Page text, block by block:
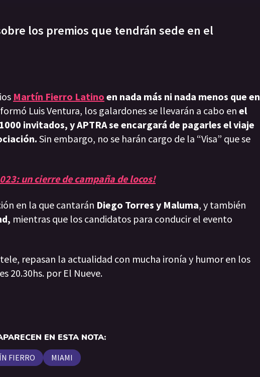
los premios que tendrán sede en el
Martín Fierro Latino en nada más ni nada menos que en
Luis Ventura, los galardones se llevarán a cabo en el
invitados, y APTRA se encargará de pagarles el viaje
Sin embargo, no se harán cargo de la “Visa” que se
un cierre de campaña de locos!
en la que cantarán Diego Torres y Maluma, y también
mientras que los candidatos para conducir el evento
repasan la actualidad con mucha ironía y humor en los
20.30hs. por El Nueve.
EN ESTA NOTA:
FIERRO MIAMI